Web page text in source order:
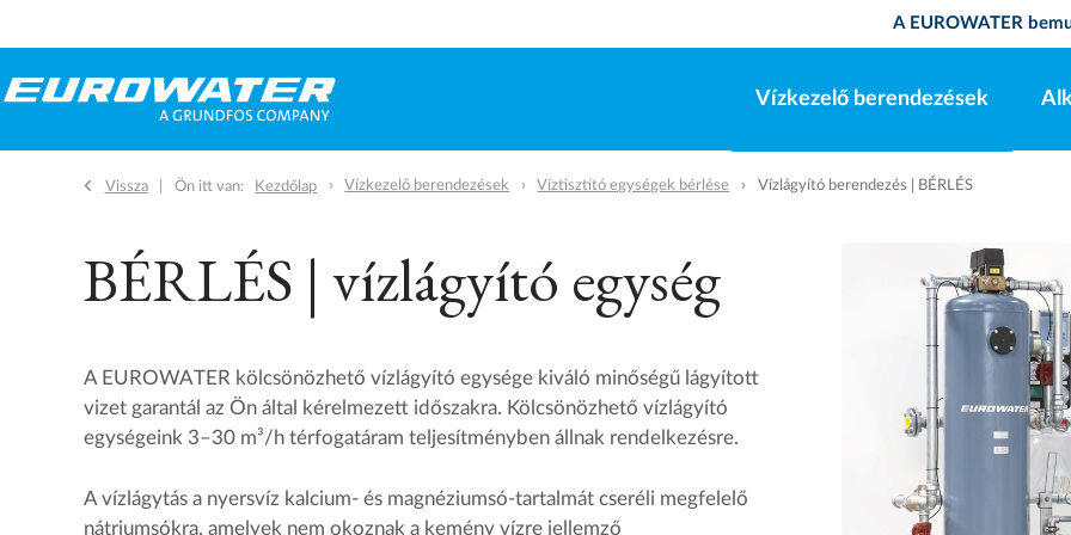
A EUROWATER
Vízkezelő berendezések
Vissza Ön itt van: Kezdőlap Vízkezelő berendezések Víztisztító egységek bérlése Vízlágyító berendezés | BÉRLÉS
BÉRLÉS | vízlágyító egység
A EUROWATER kölcsönözhető vízlágyító egysége kiváló minőségű lágyított
vizet garantál az Ön által kérelmezett időszakra. Kölcsönözhető vízlágyító
egységeink 3–30 m³/h térfogatáram teljesítményben állnak rendelkezésre.​
A vízlágytás a nyersvíz kalcium- és magnéziumsó-tartalmát cseréli megfelelő
nátriumsókra, amelyek nem okoznak a kemény vízre jellemző